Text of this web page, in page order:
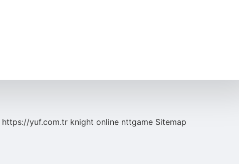
https://yuf.com.tr knight online nttgame Sitemap